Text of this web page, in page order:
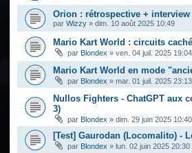
Orion : rétrospective + interview
par Wizzy » dim. 10 août 2025 10:49
Mario Kart World : circuits
par Blondex » ven. 04 juil. 2025 19:04
Mario Kart World en mode
par Blondex » mar. 01 juil. 2025 23:13
Nullos Fighters - ChatGPT aux
3)
par Blondex » dim. 29 juin 2025 10:40
[Test] Gaurodan (Locomalito) -
par Blondex » lun. 02 juin 2025 20:30